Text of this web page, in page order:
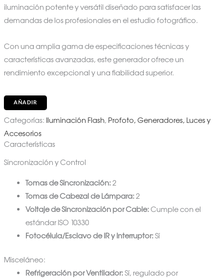
iluminación potente y versátil diseñado para satisfacer las
demandas de los profesionales en el estudio fotográfico.
Con una amplia gama de especificaciones técnicas y
características avanzadas, este generador ofrece un
rendimiento excepcional y una fiabilidad superior.
AÑADIR
Categorías: Iluminación Flash, Profoto, Generadores, Luces y
Accesorios
Características
Sincronización y Control
Tomas de Sincronización: 2
Tomas de Cabezal de Lámpara: 2
Voltaje de Sincronización por Cable: Cumple con el
estándar ISO 10330
Fotocélula/Esclavo de IR y Interruptor: Sí
Misceláneo:
Refrigeración por Ventilador: Sí, regulado por